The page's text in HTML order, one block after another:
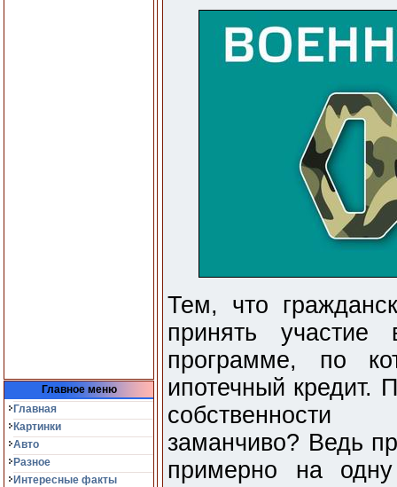
Главное меню
Главная
Картинки
Авто
Разное
Интересные факты
Тем, что
принять участие
программе, по
ипотечный кредит.
собственности
заманчиво? Ведь
примерно на